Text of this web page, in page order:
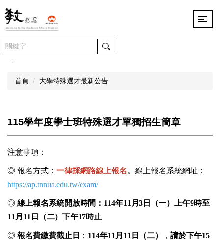
跳
到
主
要
內
容
:::
首頁 大學特殊選才最新公告
115學年度學士班特殊選才單獨招生簡章
注意事項：
◎ 報名方式： 一律採網路線上報名 。線上報名系統網址：
https://ap.tnnua.edu.tw/exam/
◎ 線上報名系統開放時間： 114年11 月 3 日（一）上午9時至
11 月 11 日（二）下午17時止
◎ 報名費繳費截止日 ： 114年11 月 11 日 （二） ， 請於下午15